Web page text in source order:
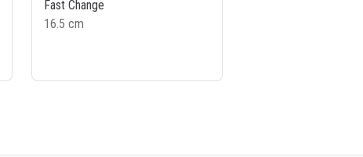
Fast Change
16.5 cm